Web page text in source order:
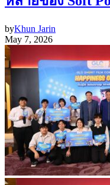
byKhun Jarin
May 7, 2026